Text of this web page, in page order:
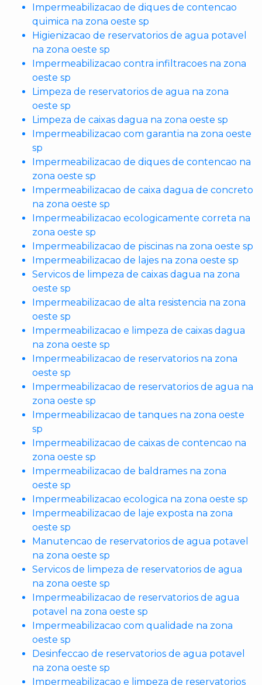
Impermeabilizacao de diques de contencao
quimica na zona oeste sp
Higienizacao de reservatorios de agua potavel
na zona oeste sp
Impermeabilizacao contra infiltracoes na zona
oeste sp
Limpeza de reservatorios de agua na zona
oeste sp
Limpeza de caixas dagua na zona oeste sp
Impermeabilizacao com garantia na zona oeste
sp
Impermeabilizacao de diques de contencao na
zona oeste sp
Impermeabilizacao de caixa dagua de concreto
na zona oeste sp
Impermeabilizacao ecologicamente correta na
zona oeste sp
Impermeabilizacao de piscinas na zona oeste sp
Impermeabilizacao de lajes na zona oeste sp
Servicos de limpeza de caixas dagua na zona
oeste sp
Impermeabilizacao de alta resistencia na zona
oeste sp
Impermeabilizacao e limpeza de caixas dagua
na zona oeste sp
Impermeabilizacao de reservatorios na zona
oeste sp
Impermeabilizacao de reservatorios de agua na
zona oeste sp
Impermeabilizacao de tanques na zona oeste
sp
Impermeabilizacao de caixas de contencao na
zona oeste sp
Impermeabilizacao de baldrames na zona
oeste sp
Impermeabilizacao ecologica na zona oeste sp
Impermeabilizacao de laje exposta na zona
oeste sp
Manutencao de reservatorios de agua potavel
na zona oeste sp
Servicos de limpeza de reservatorios de agua
na zona oeste sp
Impermeabilizacao de reservatorios de agua
potavel na zona oeste sp
Impermeabilizacao com qualidade na zona
oeste sp
Desinfeccao de reservatorios de agua potavel
na zona oeste sp
Impermeabilizacao e limpeza de reservatorios